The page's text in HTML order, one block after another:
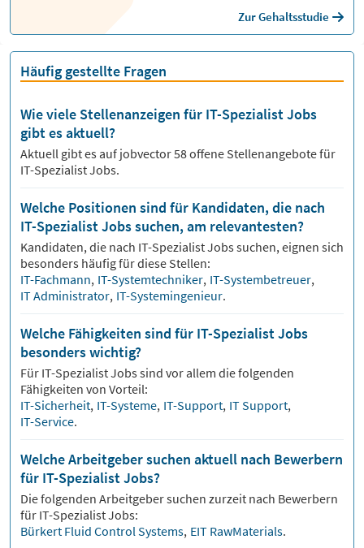
Zur Gehaltsstudie
Häufig gestellte Fragen
Wie viele Stellenanzeigen für IT-Spezialist Jobs
gibt es aktuell?
Aktuell gibt es auf jobvector58offene Stellenangebote für
IT-Spezialist Jobs.
Welche Positionen sind für Kandidaten, die nach
IT-Spezialist Jobs suchen, am relevantesten?
Kandidaten, die nach IT-SpezialistJobs suchen, eignen sich
besonders häufig für diese Stellen:
IT-Fachmann, IT-Systemtechniker, IT-Systembetreuer,
IT Administrator, IT-Systemingenieur.
Welche Fähigkeiten sind für IT-Spezialist Jobs
besonders wichtig?
Für IT-SpezialistJobs sind vor allem die folgenden
Fähigkeiten von Vorteil:
IT-Sicherheit, IT-Systeme, IT-Support, IT Support,
IT-Service.
Welche Arbeitgeber suchen aktuell nach Bewerbern
für IT-Spezialist Jobs?
Die folgenden Arbeitgeber suchen zurzeit nach Bewerbern
für IT-SpezialistJobs:
Bürkert Fluid Control Systems, EIT RawMaterials.